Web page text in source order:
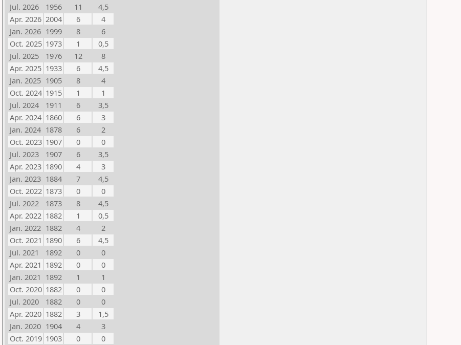
Jul. 2026
1956 11
4,5
Apr. 2026 2004 6
4
Jan. 2026 1999 8
6
Oct. 2025 1973 1
0,5
Jul. 2025
1976 12
8
Apr. 2025 1933 6
4,5
Jan. 2025 1905 8
4
Oct. 2024 1915 1
1
Jul. 2024
1911 6
3,5
Apr. 2024 1860 6
3
Jan. 2024 1878 6
2
Oct. 2023 1907 0
0
Jul. 2023
1907 6
3,5
Apr. 2023 1890 4
3
Jan. 2023 1884 7
4,5
Oct. 2022 1873 0
0
Jul. 2022
1873 8
4,5
Apr. 2022 1882 1
0,5
Jan. 2022 1882 4
2
Oct. 2021 1890 6
4,5
Jul. 2021
1892 0
0
Apr. 2021 1892 0
0
Jan. 2021 1892 1
1
Oct. 2020 1882 0
0
Jul. 2020
1882 0
0
Apr. 2020 1882 3
1,5
Jan. 2020 1904 4
3
Oct. 2019 1903 0
0